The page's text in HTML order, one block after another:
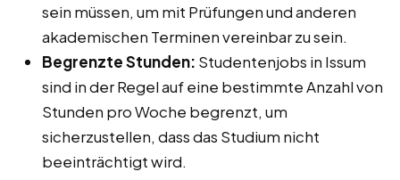
sein müssen, um mit Prüfungen und anderen
akademischen Terminen vereinbar zu sein.
Begrenzte Stunden: Studentenjobs in Issum
sind in der Regel auf eine bestimmte Anzahl von
Stunden pro Woche begrenzt, um
sicherzustellen, dass das Studium nicht
beeinträchtigt wird.